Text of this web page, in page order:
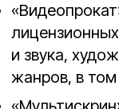
и звука,
жанров, в том